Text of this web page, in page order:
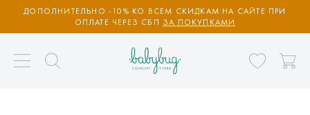
ДОПОЛНИТЕЛЬНО -10% КО ВСЕМ СКИДКАМ НА САЙТЕ ПРИ
ОПЛАТЕ ЧЕРЕЗ СБП ЗА ПОКУПКАМИ